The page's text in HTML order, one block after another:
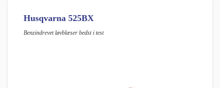
Husqvarna 525BX
Benzindrevet løvblæser bedst i test